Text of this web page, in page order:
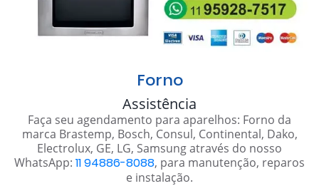
Forno
Assistência
Faça seu agendamento para aparelhos: Forno da
marca Brastemp, Bosch, Consul, Continental, Dako,
Electrolux, GE, LG, Samsung através do nosso
WhatsApp: 11 94886-8088, para manutenção, reparos
e instalação.